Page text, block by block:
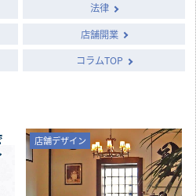
法律
店舗開業
コラムTOP
店舗デザイン